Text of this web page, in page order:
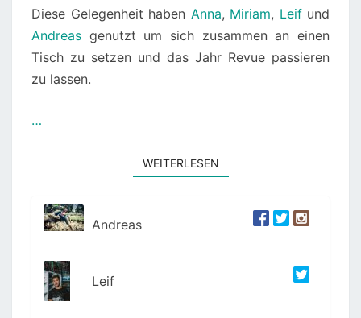
Diese Gelegenheit haben Anna, Miriam, Leifund
Andreas genutzt um sich zusammen an einen
Tisch zu setzen und das Jahr Revue passieren
zu lassen.
…
WEITERLESENWEITERLESEN
Andreas
Leif